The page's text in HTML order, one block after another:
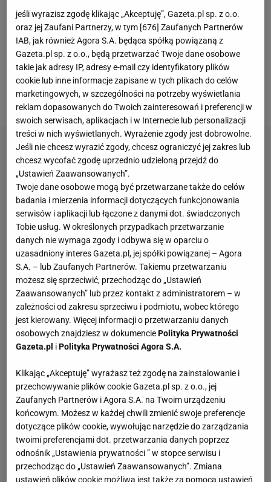
Pogoń Szczecin w odróżnieniu od innychpolskich
klubów grających w europejskich pucharach nie
zdecydowała się przekładaćmeczuw drugiej
kolejceEkstraklasy. W związku z tym podopieczni
Gustafssona wyruszyli do Wrocławia, gdzie zmierzyli
się ze Śląskiem.
jeśli wyrazisz zgodę klikając „Akceptuję”, Gazeta.pl sp. z o.o.
oraz jej Zaufani Partnerzy, w tym [676] Zaufanych Partnerów
IAB, jak również Agora S.A. będąca spółką powiązaną z
Gazeta.pl sp. z o.o., będą przetwarzać Twoje dane osobowe
takie jak adresy IP, adresy e-mail czy identyfikatory plików
cookie lub inne informacje zapisane w tych plikach do celów
marketingowych, w szczególności na potrzeby wyświetlania
reklam dopasowanych do Twoich zainteresowań i preferencji w
swoich serwisach, aplikacjach i w Internecie lub personalizacji
treści w nich wyświetlanych. Wyrażenie zgody jest dobrowolne.
Jeśli nie chcesz wyrazić zgody, chcesz ograniczyć jej zakres lub
chcesz wycofać zgodę uprzednio udzieloną przejdź do
„Ustawień Zaawansowanych”.
Twoje dane osobowe mogą być przetwarzane także do celów
badania i mierzenia informacji dotyczących funkcjonowania
serwisów i aplikacji lub łączone z danymi dot. świadczonych
Tobie usług. W określonych przypadkach przetwarzanie
danych nie wymaga zgody i odbywa się w oparciu o
uzasadniony interes Gazeta.pl, jej spółki powiązanej – Agora
S.A. – lub Zaufanych Partnerów. Takiemu przetwarzaniu
możesz się sprzeciwić, przechodząc do „Ustawień
Zaawansowanych” lub przez kontakt z administratorem – w
zależności od zakresu sprzeciwu i podmiotu, wobec którego
jest kierowany. Więcej informacji o przetwarzaniu danych
osobowych znajdziesz w dokumenciePolityka Prywatności
Gazeta.pl iPolityka Prywatności Agora S.A.
Klikając „Akceptuję” wyrażasz też zgodę na zainstalowanie i
przechowywanie plików cookie Gazeta.pl sp. z o.o., jej
Zaufanych Partnerów i Agora S.A. na Twoim urządzeniu
końcowym. Możesz w każdej chwili zmienić swoje preferencje
dotyczące plików cookie, wywołując narzędzie do zarządzania
twoimi preferencjami dot. przetwarzania danych poprzez
odnośnik „Ustawienia prywatności ” w stopce serwisu i
przechodząc do „Ustawień Zaawansowanych”. Zmiana
ustawień plików cookie możliwa jest także za pomocą ustawień